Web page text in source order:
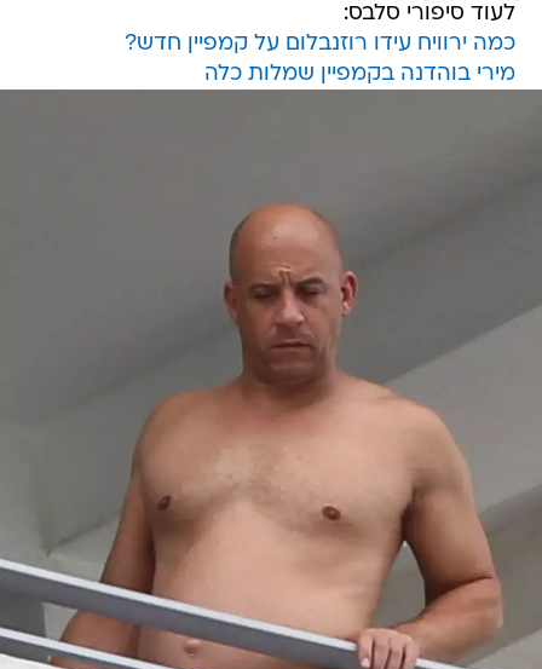
לעוד סיפורי סלבס:
כמה ירוויח עידו רוזנבלום על קמפיין חדש?
מירי בוהדנה בקמפיין שמלות כלה